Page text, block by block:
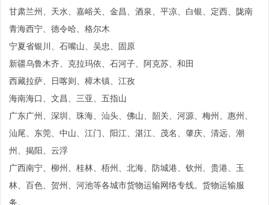
甘肃兰州、天水、嘉峪关、金昌、酒泉、平凉、白银、定西、陇南
青海西宁、德令哈、格尔木
宁夏省银川、石嘴山、吴忠、固原
新疆乌鲁木齐、克拉玛依、石河子、阿克苏、和田
西藏拉萨、日喀则、樟木镇、江孜
海南海口、文昌、三亚、五指山
广东广州、深圳、珠海、汕头、佛山、韶关、河源、梅州、惠州、
汕尾、东莞、中山、江门、阳江、湛江、茂名、肇庆、清远、潮
州、揭阳、云浮
广西南宁、柳州、桂林、梧州、北海、防城港、钦州、贵港、玉
林、百色、贺州、河池等各城市货物运输网络专线。货物运输服
务。